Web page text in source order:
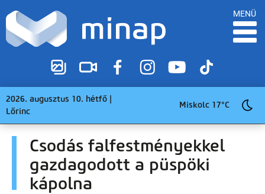
MENÜ
2026. augusztus 10. hétfő |
Lőrinc
Miskolc 17°C
Csodás falfestményekkel
gazdagodott a püspöki
kápolna